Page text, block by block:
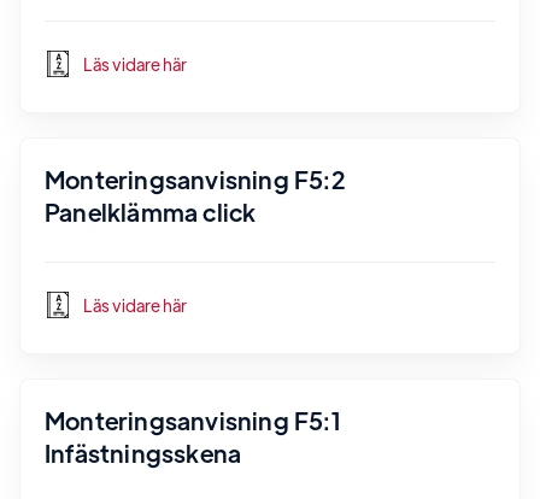
Läs vidare här
Monteringsanvisning F5:2
Panelklämma click
Läs vidare här
Monteringsanvisning F5:1
Infästningsskena